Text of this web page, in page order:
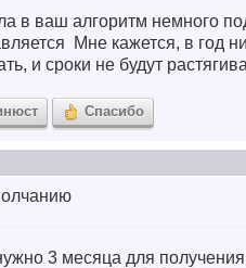
в ваш алгоритм немного
Мне кажется, в год
и сроки не будут
Спасибо
3 месяца для получения